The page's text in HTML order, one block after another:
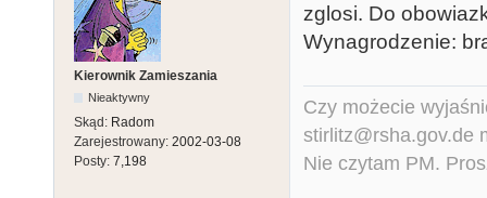
Kierownik Zamieszania
Nieaktywny
Skąd: Radom
Zarejestrowany: 2002-03-08
Posty: 7,198
zglosi. Do
Wynagrodzenie:
Czy możecie
stirlitz@rsha.gov.de
Nie czytam PM.